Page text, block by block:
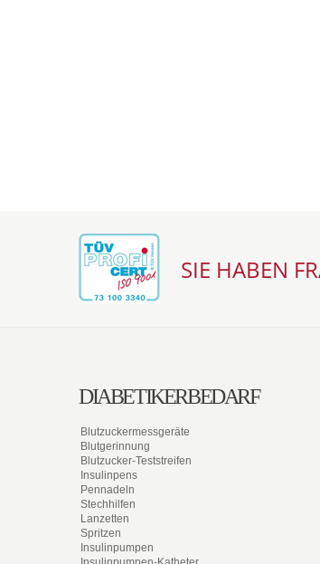
SIE HABEN
DIABETIKERBEDARF
Blutzuckermessgeräte
Blutgerinnung
Blutzucker-Teststreifen
Insulinpens
Pennadeln
Stechhilfen
Lanzetten
Spritzen
Insulinpumpen